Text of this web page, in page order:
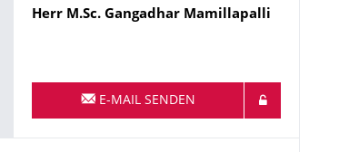
Name
Herr M.Sc. Gangadhar Mamillapalli
E-MAIL SENDEN